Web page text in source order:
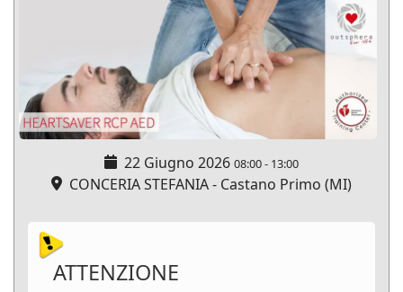
22 Giugno 2026 08:00- 13:00
CONCERIA STEFANIA - Castano Primo (MI)
ATTENZIONE